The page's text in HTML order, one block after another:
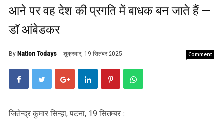
आने पर वह देश की प्रगति में बाधक बन जाते हैं —
डॉ आंबेडकर
By Nation Todays शुक्रवार, 19 सितंबर 2025 Comment
जितेन्द्र कुमार सिन्हा, पटना, 19 सितम्बर ::